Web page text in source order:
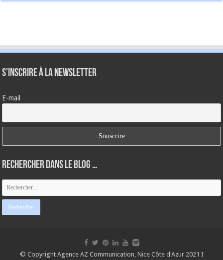
S’inscrire à la newsletter
E-mail
Rechercher dans le blog …
© Copyright Agence AZ Communication, Nice Côte d'Azur 2021 I